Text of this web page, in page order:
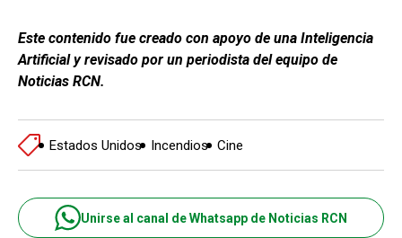
Este contenido fue creado con apoyo de una Inteligencia
Artificial y revisado por un periodista del equipo de
Noticias RCN.
Estados Unidos Incendios Cine
Unirse al canal de Whatsapp de Noticias RCN